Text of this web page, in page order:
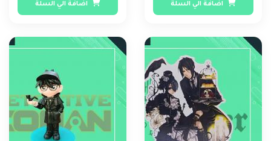
اضافة الي السلة اضافة الي السلة